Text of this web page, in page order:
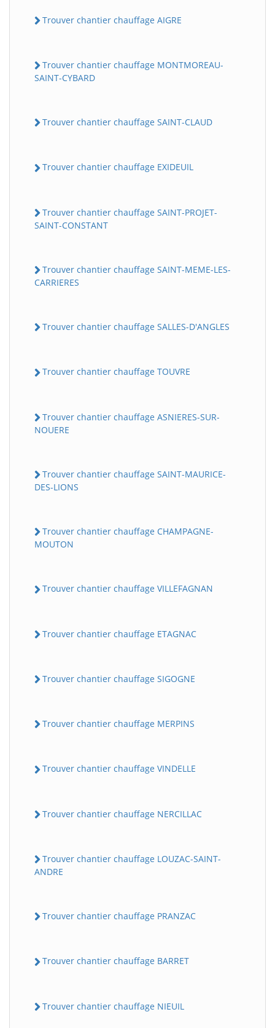
Trouver chantier chauffage AIGRE
Trouver chantier chauffage MONTMOREAU-
SAINT-CYBARD
Trouver chantier chauffage SAINT-CLAUD
Trouver chantier chauffage EXIDEUIL
Trouver chantier chauffage SAINT-PROJET-
SAINT-CONSTANT
Trouver chantier chauffage SAINT-MEME-LES-
CARRIERES
Trouver chantier chauffage SALLES-D'ANGLES
Trouver chantier chauffage TOUVRE
Trouver chantier chauffage ASNIERES-SUR-
NOUERE
Trouver chantier chauffage SAINT-MAURICE-
DES-LIONS
Trouver chantier chauffage CHAMPAGNE-
MOUTON
Trouver chantier chauffage VILLEFAGNAN
Trouver chantier chauffage ETAGNAC
Trouver chantier chauffage SIGOGNE
Trouver chantier chauffage MERPINS
Trouver chantier chauffage VINDELLE
Trouver chantier chauffage NERCILLAC
Trouver chantier chauffage LOUZAC-SAINT-
ANDRE
Trouver chantier chauffage PRANZAC
Trouver chantier chauffage BARRET
Trouver chantier chauffage NIEUIL